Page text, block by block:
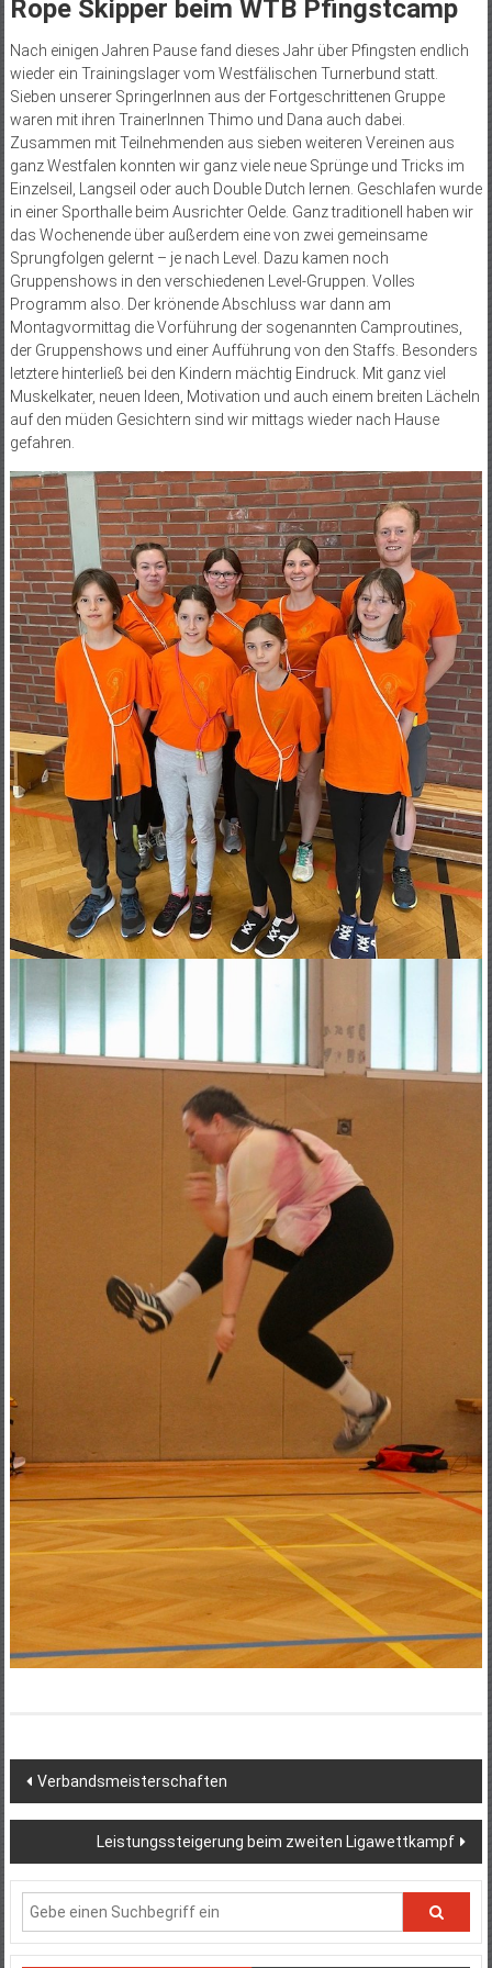
Rope Skipper beim WTB Pfingstcamp
Nach einigen Jahren Pause fand dieses Jahr über Pfingsten endlich
wieder ein Trainingslager vom Westfälischen Turnerbund statt.
Sieben unserer SpringerInnen aus der Fortgeschrittenen Gruppe
waren mit ihren TrainerInnen Thimo und Dana auch dabei.
Zusammen mit Teilnehmenden aus sieben weiteren Vereinen aus
ganz Westfalen konnten wir ganz viele neue Sprünge und Tricks im
Einzelseil, Langseil oder auch Double Dutch lernen. Geschlafen wurde
in einer Sporthalle beim Ausrichter Oelde. Ganz traditionell haben wir
das Wochenende über außerdem eine von zwei gemeinsame
Sprungfolgen gelernt – je nach Level. Dazu kamen noch
Gruppenshows in den verschiedenen Level-Gruppen. Volles
Programm also. Der krönende Abschluss war dann am
Montagvormittag die Vorführung der sogenannten Camproutines,
der Gruppenshows und einer Aufführung von den Staffs. Besonders
letztere hinterließ bei den Kindern mächtig Eindruck. Mit ganz viel
Muskelkater, neuen Ideen, Motivation und auch einem breiten Lächeln
auf den müden Gesichtern sind wir mittags wieder nach Hause
gefahren.
Beitragsnavigation
Verbandsmeisterschaften
Leistungssteigerung beim zweiten Ligawettkampf